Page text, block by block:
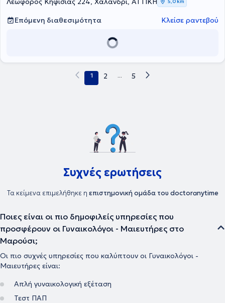
Επόμενη διαθεσιμότητα Κλείσε ραντεβού
1 2 ... 5
Συχνές ερωτήσεις
Τα κείμενα επιμελήθηκε η επιστημονική ομάδα του doctoranytime
Ποιες είναι οι πιο δημοφιλείς υπηρεσίες που
προσφέρουν οι Γυναικολόγοι - Μαιευτήρες στο
Μαρούσι;
Οι πιο συχνές υπηρεσίες που καλύπτουν οι Γυναικολόγοι -
Μαιευτήρες είναι:
Απλή γυναικολογική εξέταση
Τεστ ΠΑΠ